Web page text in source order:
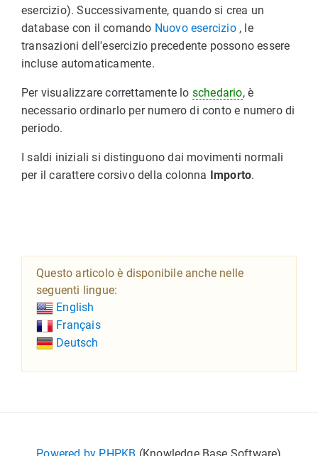
esercizio). Successivamente, quando si crea un
database con il comando Nuovo esercizio, le
transazioni dell'esercizio precedente possono essere
incluse automaticamente.
Per visualizzare correttamente lo schedario, è
necessario ordinarlo per numero di conto e numero di
periodo.
I saldi iniziali si distinguono dai movimenti normali
per il carattere corsivo della colonna Importo.
Questo articolo è disponibile anche nelle
seguenti lingue:
English
Français
Deutsch